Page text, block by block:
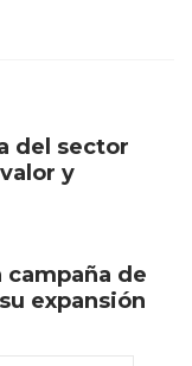
del sector
y
campaña de
expansión